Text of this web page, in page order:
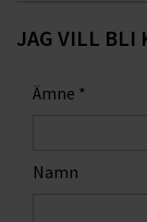
JAG VILL BLI
Ämne *
Namn